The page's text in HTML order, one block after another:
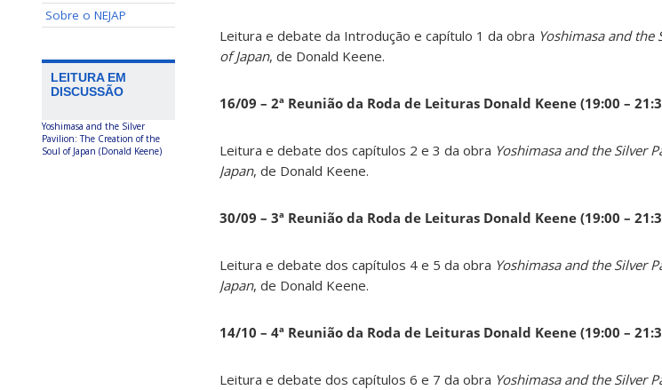
Sobre o NEJAP
LEITURA EM
DISCUSSÃO
Yoshimasa and the Silver
Pavilion: The Creation of the
Soul of Japan (Donald Keene)
Leitura e debate da Introdução e capítulo 1 da obra Yoshimasa and the
of Japan, de Donald Keene.
16/09 – 2ª Reunião da Roda de Leituras Donald Keene (19:00 –
Leitura e debate dos capítulos 2 e 3 da obra Yoshimasa and the Silver
Japan, de Donald Keene.
30/09 – 3ª Reunião da Roda de Leituras Donald Keene (19:00 –
Leitura e debate dos capítulos 4 e 5 da obra Yoshimasa and the Silver
Japan, de Donald Keene.
14/10 – 4ª Reunião da Roda de Leituras Donald Keene (19:00 –
Leitura e debate dos capítulos 6 e 7 da obra Yoshimasa and the Silver